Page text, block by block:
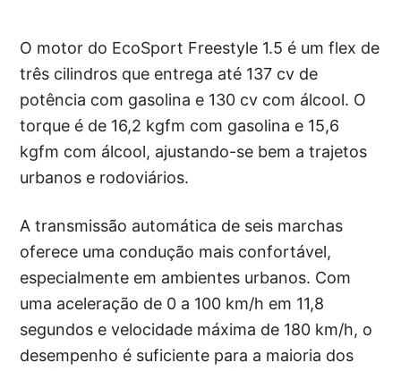
O motor do EcoSport Freestyle 1.5 é um flex de
três cilindros que entrega até 137 cv de
potência com gasolina e 130 cv com álcool. O
torque é de 16,2 kgfm com gasolina e 15,6
kgfm com álcool, ajustando-se bem a trajetos
urbanos e rodoviários.
A transmissão automática de seis marchas
oferece uma condução mais confortável,
especialmente em ambientes urbanos. Com
uma aceleração de 0 a 100 km/h em 11,8
segundos e velocidade máxima de 180 km/h, o
desempenho é suficiente para a maioria dos